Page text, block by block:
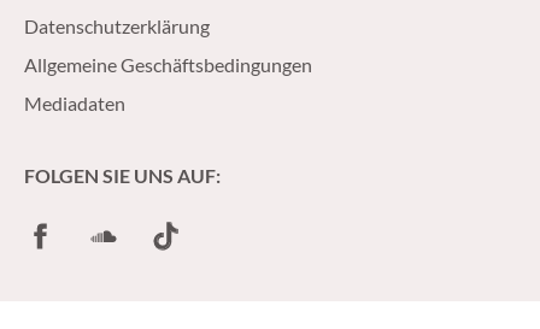
Datenschutzerklärung
Allgemeine Geschäftsbedingungen
Mediadaten
FOLGEN SIE UNS AUF:
FacebookSoundCloud
TikTok